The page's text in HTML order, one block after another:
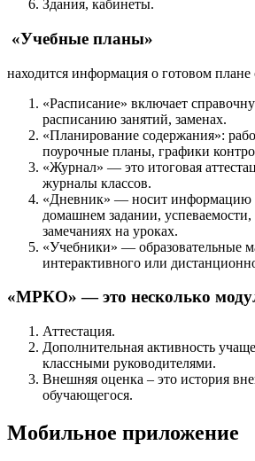
Здания, кабинеты.
«Учебные планы»
находится информация о готовом плане
«Расписание» включает
расписанию занятий, заменах.
«Планирование содержания»:
поурочные планы, графики
«Журнал» — это итоговая
журналы классов.
«Дневник» — носит информацию
домашнем задании,
замечаниях на уроках.
«Учебники» — образовательные
интерактивного или
«МРКО» — это несколько
Аттестация.
Дополнительная активность
классными руководителями.
Внешняя оценка – это история
обучающегося.
Мобильное приложение